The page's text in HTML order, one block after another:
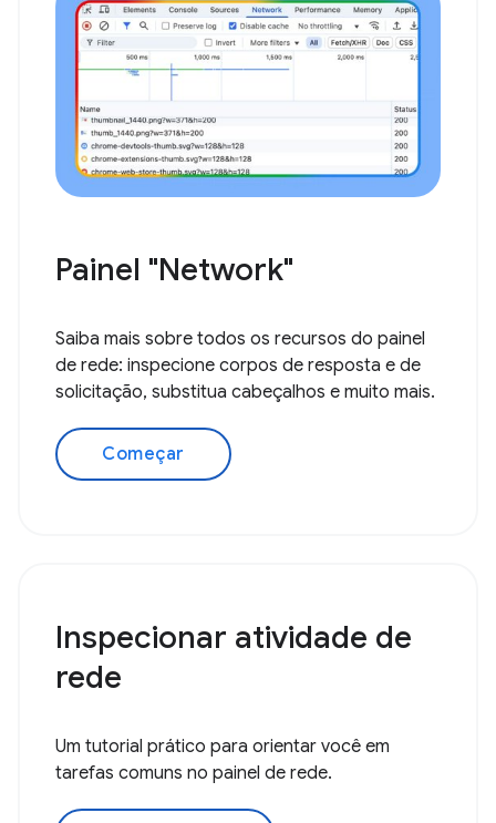
Painel "Network"
Saiba mais sobre todos os recursos do painel
de rede: inspecione corpos de resposta e de
solicitação, substitua cabeçalhos e muito mais.
Começar
Inspecionar atividade de
rede
Um tutorial prático para orientar você em
tarefas comuns no painel de rede.